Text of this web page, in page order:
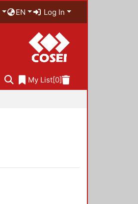
EN Log In
My List[0]